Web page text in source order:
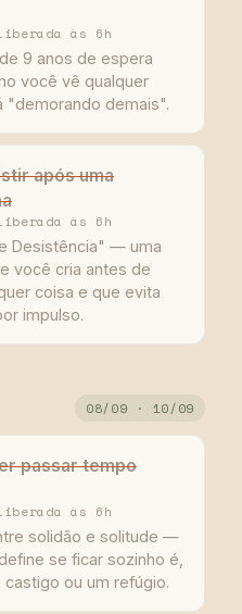
às 6h
9 anos de espera
você vê qualquer
"demorando demais".
após uma
às 6h
Desistência" — uma
você cria antes de
coisa e que evita
impulso.
08/09 · 10/09
passar tempo
às 6h
solidão e solitude —
se ficar sozinho é,
ou um refúgio.